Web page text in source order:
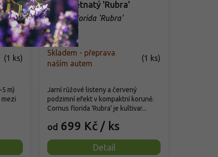
(1 ks)
m)
Dřín květnatý 'Rubra'
Cornus florida 'Rubra'
Skladem - přeprava
naším autem
(1 ks)
od 699 Kč / ks
Detail
Jarní růžové listeny a červený
podzimní efekt v kompaktní koruně.
Cornus florida 'Rubra' je kultivar...